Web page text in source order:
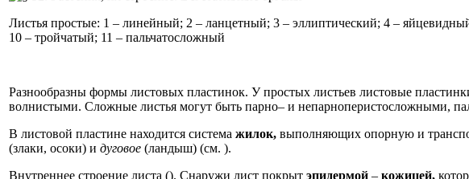
Листья простые: 1 – линейный; 2 – ланцетный; 3 – эллиптический; 4 –
10 – тройчатый; 11 – пальчатосложный
Разнообразны формы листовых пластинок. У простых листьев листовые
волнистыми. Сложные листья могут быть парно– и непарноперистосложными,
В листовой пластине находится система жилок, выполняющих опорную и
(злаки, осоки) и дуговое (ландыш) (см. ).
Внутреннее строение листа (). Снаружи лист покрыт эпидермой – кожицей,